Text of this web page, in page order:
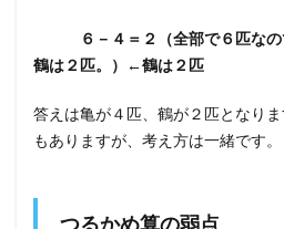
６－４＝２（全部で６匹なの
鶴は２匹。）←鶴は２匹
答えは亀が４匹、鶴が２匹となり
もありますが、考え方は一緒です。
つるかめ算の弱点